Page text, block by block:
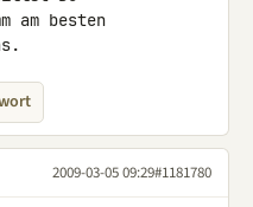
am besten
2009-03-05 09:29#1181780